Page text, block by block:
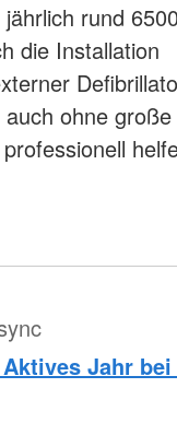
rund
die Installation
ohne große
Jahr